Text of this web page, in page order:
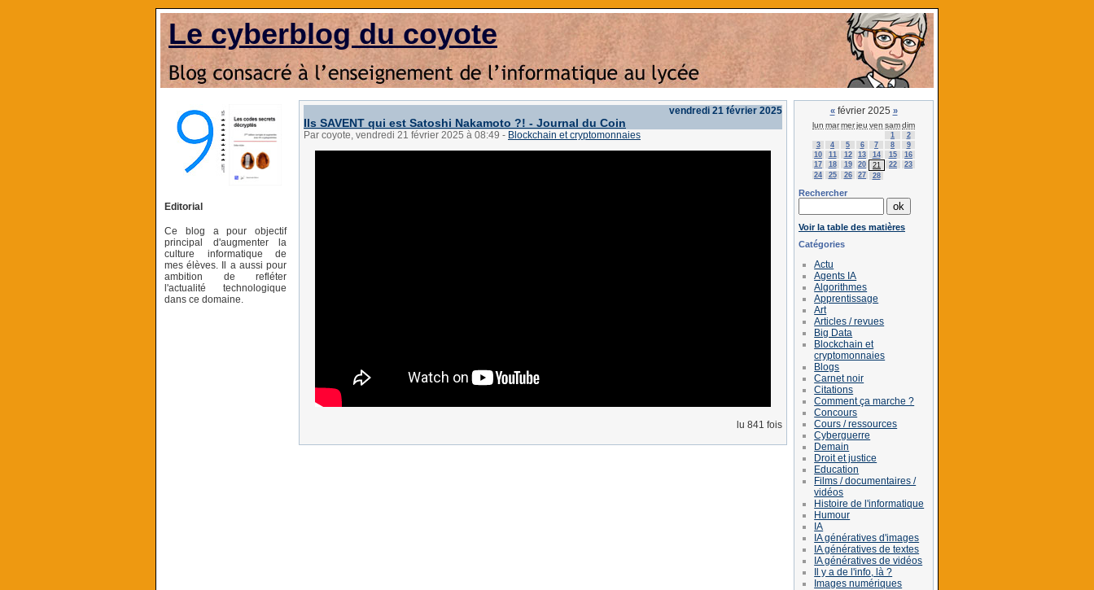
Le cyberblog du coyote
Editorial
Ce blog a pour objectif
principal d'augmenter la
culture informatique de
mes élèves. Il a aussi pour
ambition de refléter
l'actualité technologique
dans ce domaine.
vendredi 21 février 2025
Ils SAVENT qui est Satoshi Nakamoto ?! - Journal du Coin
Par coyote, vendredi 21 février 2025 à 08:49 - Blockchain et cryptomonnaies
lu 841 fois
«février 2025 »
lun marmerjeu ven samdim
1
2
3
4 5 6 7 8
9
10
11 12 13 14 15
16
17
18 19 20 21 22
23
24
25 26 27 28
Rechercher
Voir la table des matières
Catégories
Actu
Agents IA
Algorithmes
Apprentissage
Art
Articles / revues
Big Data
Blockchain et
cryptomonnaies
Blogs
Carnet noir
Citations
Comment ça marche ?
Concours
Cours / ressources
Cyberguerre
Demain
Droit et justice
Education
Films / documentaires /
vidéos
Histoire de l'informatique
Humour
IA
IA génératives d'images
IA génératives de textes
IA génératives de vidéos
Il y a de l'info, là ?
Images numériques